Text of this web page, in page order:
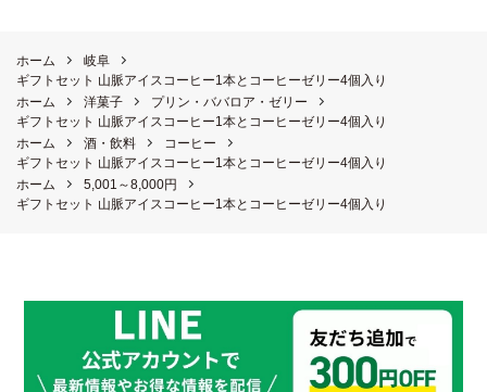
ホーム
岐阜
ギフトセット 山脈アイスコーヒー1本とコーヒーゼリー4個入り
ホーム
洋菓子
プリン・ババロア・ゼリー
ギフトセット 山脈アイスコーヒー1本とコーヒーゼリー4個入り
ホーム
酒・飲料
コーヒー
ギフトセット 山脈アイスコーヒー1本とコーヒーゼリー4個入り
ホーム
5,001～8,000円
ギフトセット 山脈アイスコーヒー1本とコーヒーゼリー4個入り